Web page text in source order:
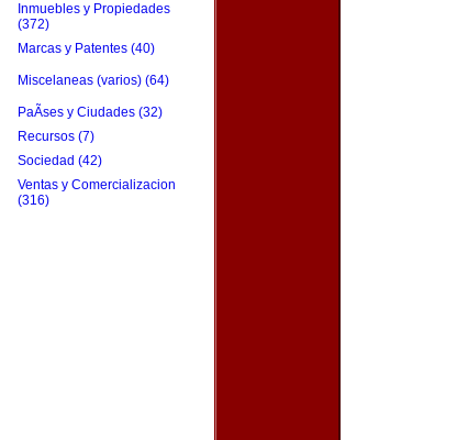
Inmuebles y Propiedades
(372)
Marcas y Patentes (40)
Miscelaneas (varios) (64)
PaÃ­ses y Ciudades (32)
Recursos (7)
Sociedad (42)
Ventas y Comercializacion
(316)